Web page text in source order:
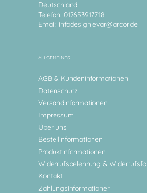
Deutschland
Telefon: 017653917718
Email: infodesignlevar@arcor.de
ALLGEMEINES
AGB & Kundeninformationen
Datenschutz
Versandinformationen
Impressum
Über uns
Bestellinformationen
Produktinformationen
Widerrufsbelehrung &
Kontakt
Zahlungsinformationen